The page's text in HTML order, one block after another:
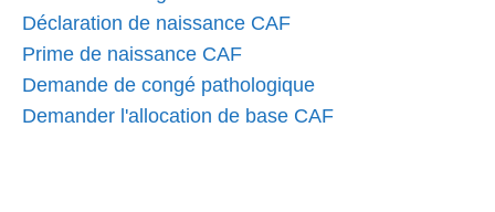
Déclaration de naissance CAF
Prime de naissance CAF
Demande de congé pathologique
Demander l'allocation de base CAF